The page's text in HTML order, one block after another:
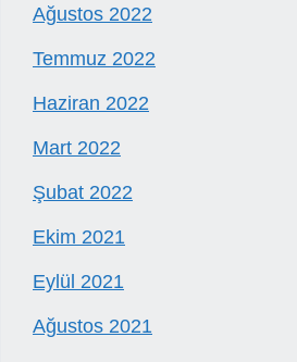
Ağustos 2022
Temmuz 2022
Haziran 2022
Mart 2022
Şubat 2022
Ekim 2021
Eylül 2021
Ağustos 2021